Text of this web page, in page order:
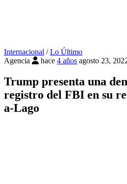
Internacional /Lo Último
Agencia
hace 4 años agosto 23,
Trump presenta una
registro del FBI en su
a-Lago